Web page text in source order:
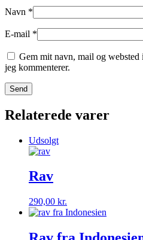
Navn *
E-mail *
Gem mit navn, mail og
jeg kommenterer.
Relaterede varer
Udsolgt
Rav
290,00 kr.